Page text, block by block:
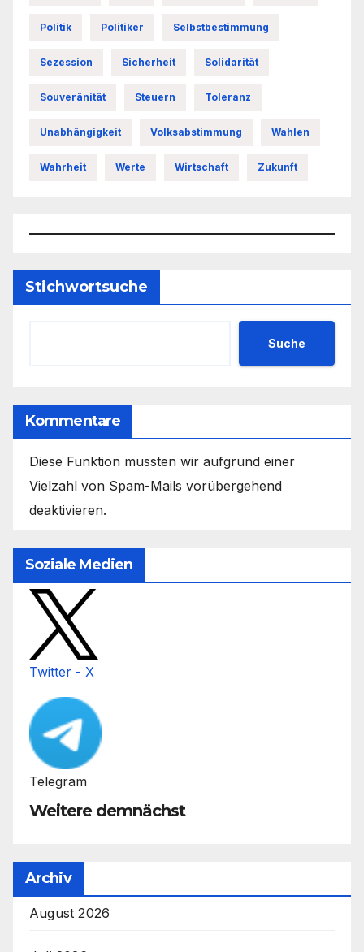
Politik Politiker Selbstbestimmung
Sezession Sicherheit Solidarität
Souveränität Steuern Toleranz
Unabhängigkeit Volksabstimmung Wahlen
Wahrheit Werte Wirtschaft Zukunft
Stichwortsuche
Suche
Kommentare
Diese Funktion mussten wir aufgrund einer
Vielzahl von Spam-Mails vorübergehend
deaktivieren.
Soziale Medien
Twitter - X
Telegram
Weitere demnächst
Archiv
August 2026